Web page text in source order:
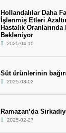
Hollandalılar Daha
İşlenmiş Etleri
Hastalık
Bekleniyor
2025-04-10
Süt ürünlerinin
2025-03-02
Ramazan’da
2025-02-27